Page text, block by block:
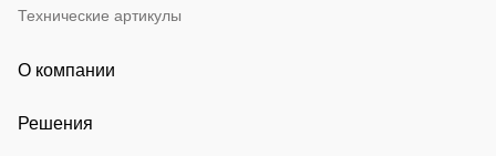
Технические артикулы
О компании
Решения